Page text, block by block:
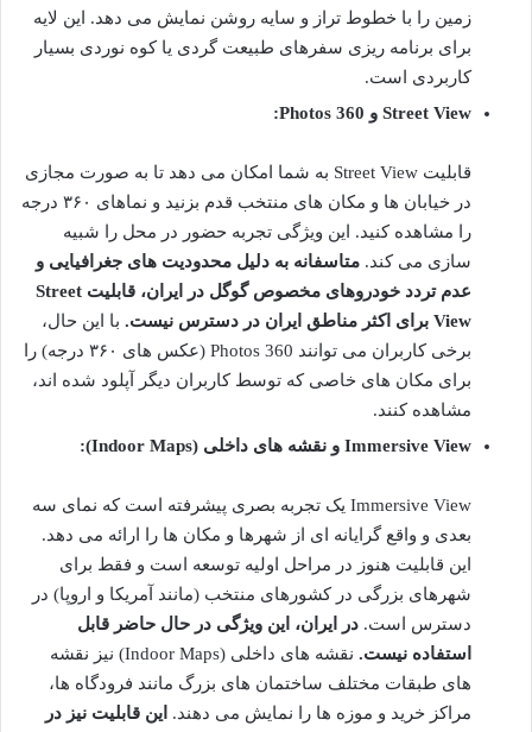
زمین را با خطوط تراز و سایه روشن نمایش می دهد. این لایه
برای برنامه ریزی سفرهای طبیعت گردی یا کوه نوردی بسیار
کاربردی است.
Street View و 360 Photos:
قابلیت Street View به شما امکان می دهد تا به صورت مجازی
در خیابان ها و مکان های منتخب قدم بزنید و نماهای ۳۶۰ درجه
را مشاهده کنید. این ویژگی تجربه حضور در محل را شبیه
سازی می کند. متاسفانه به دلیل محدودیت های جغرافیایی و
عدم تردد خودروهای مخصوص گوگل در ایران، قابلیت Street
View برای اکثر مناطق ایران در دسترس نیست.
با این حال،
برخی کاربران می توانند 360 Photos (عکس های ۳۶۰ درجه) را
برای مکان های خاصی که توسط کاربران دیگر آپلود شده اند،
مشاهده کنند.
Immersive View و نقشه های داخلی (Indoor Maps):
Immersive View یک تجربه بصری پیشرفته است که نمای سه
بعدی و واقع گرایانه ای از شهرها و مکان ها را ارائه می دهد.
این قابلیت هنوز در مراحل اولیه توسعه است و فقط برای
شهرهای بزرگی در کشورهای منتخب (مانند آمریکا و اروپا) در
دسترس است. در ایران، این ویژگی در حال حاضر قابل
استفاده نیست.
نقشه های داخلی (Indoor Maps) نیز نقشه
های طبقات مختلف ساختمان های بزرگ مانند فرودگاه ها،
مراکز خرید و موزه ها را نمایش می دهند. این قابلیت نیز در